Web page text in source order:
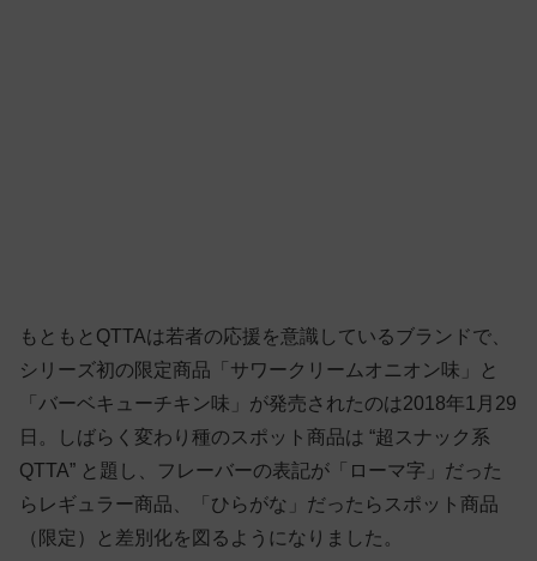
もともとQTTAは若者の応援を意識しているブランドで、
シリーズ初の限定商品「サワークリームオニオン味」と
「バーベキューチキン味」が発売されたのは2018年1月29
日。しばらく変わり種のスポット商品は “超スナック系
QTTA” と題し、フレーバーの表記が「ローマ字」だった
らレギュラー商品、「ひらがな」だったらスポット商品
（限定）と差別化を図るようになりました。